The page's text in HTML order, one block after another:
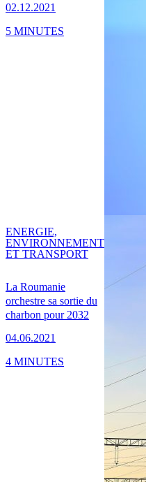
02.12.2021
5 MINUTES
La Roumanie
orchestre sa sortie du
charbon pour 2032
04.06.2021
ENERGIE,
ENVIRONNEMENT
ET TRANSPORT
4 MINUTES